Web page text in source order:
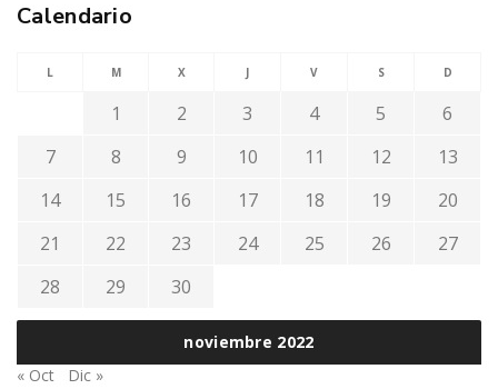
Calendario
noviembre 2022
L M X J V S D
1 2 3 4 5
6
7
8 9 10 11 12
13
14
15 16 17 18 19
20
21
22 23 24 25 26
27
28
29 30
« Oct Dic »